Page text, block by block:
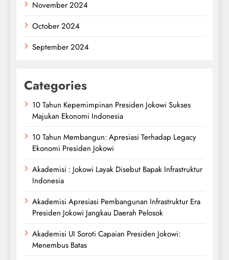
November 2024
October 2024
September 2024
Categories
10 Tahun Kepemimpinan Presiden Jokowi Sukses
Majukan Ekonomi Indonesia
10 Tahun Membangun: Apresiasi Terhadap Legacy
Ekonomi Presiden Jokowi
Akademisi : Jokowi Layak Disebut Bapak Infrastruktur
Indonesia
Akademisi Apresiasi Pembangunan Infrastruktur Era
Presiden Jokowi Jangkau Daerah Pelosok
Akademisi UI Soroti Capaian Presiden Jokowi:
Menembus Batas